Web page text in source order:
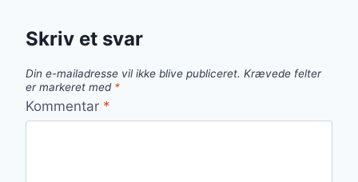
Skriv et svar
Din e-mailadresse vil ikke blive publiceret. Krævede felter
er markeret med *
Kommentar *